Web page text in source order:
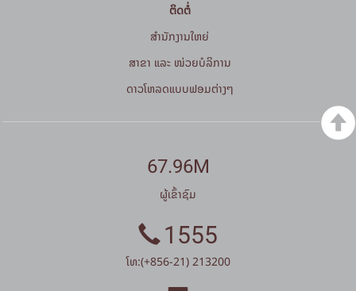
ຕິດຕໍ່
ສໍານັກງານໃຫຍ່
ສາຂາ ແລະ ໜ່ວຍບໍລິການ
ດາວໂຫລດແບບຟອມຕ່າງໆ
67.96M
ຜູ້ເຂົ້າຊົມ
1555
ໂທ:(+856-21) 213200